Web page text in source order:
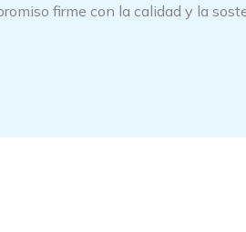
firme con la calidad y la